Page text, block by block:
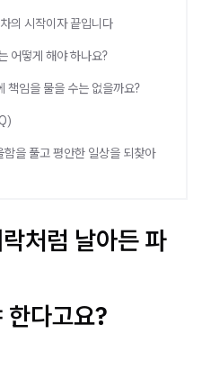
의 시작이자 끝입니다
어떻게 해야 하나요?
책임을 물을 수는 없을까요?
을 풀고 평안한 일상을 되찾아
처럼 날아든 파
한다고요?